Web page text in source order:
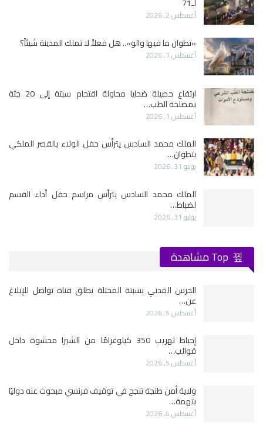
لـ71
أغسطس 2, 2026
«تطوان ما فيها والو».. هل فعلاً لا تملك المدينة شيئاً؟
أغسطس 1, 2026
ارتفاع حصيلة ضحايا محاولة اقتحام سبتة إلى 20 جثة
بمصلحة الطب…
أغسطس 1, 2026
الملك محمد السادس يترأس حفل الولاء بالقصر الملكي
بتطوان…
يوليو 31, 2026
الملك محمد السادس يترأس مراسم حفل أداء القسم
لضباط…
يوليو 31, 2026
الحرس المدني بسبتة المحتلة يطلق قناة تواصل للإبلاغ
عن…
أغسطس 5, 2026
إحباط تهريب 350 كيلوغرامًا من الشيرا محشوة داخل
قوالب…
أغسطس 5, 2026
ولاية أمن طنجة تنجح في توقيف فرنسي مبحوث عنه دوليًا
بتهمة…
أغسطس 4, 2026